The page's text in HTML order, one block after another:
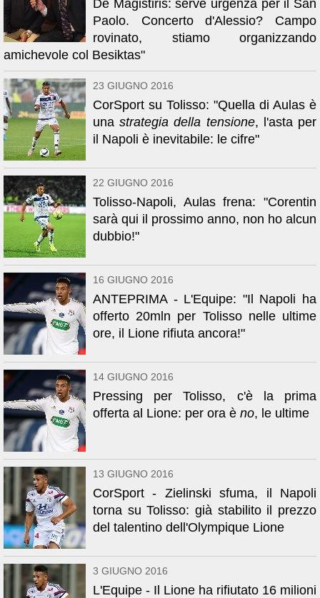
De Magistiris: serve urgenza per il San
Paolo. Concerto d'Alessio? Campo
rovinato, stiamo organizzando
amichevole col Besiktas"
23 GIUGNO 2016
CorSport su Tolisso: "Quella di Aulas è
unastrategia della tensione, l'asta per
il Napoli è inevitabile: le cifre"
22 GIUGNO 2016
Tolisso-Napoli, Aulas frena: "Corentin
sarà qui il prossimo anno, non ho alcun
dubbio!"
16 GIUGNO 2016
ANTEPRIMA - L'Equipe: "Il Napoli ha
offerto 20mln per Tolisso nelle ultime
ore, il Lione rifiuta ancora!"
14 GIUGNO 2016
Pressing per Tolisso, c'è la prima
offerta al Lione: per ora è no, le ultime
13 GIUGNO 2016
CorSport - Zielinski sfuma, il Napoli
torna su Tolisso: già stabilito il prezzo
del talentino dell'Olympique Lione
3 GIUGNO 2016
L'Equipe - Il Lione ha rifiutato 16 milioni